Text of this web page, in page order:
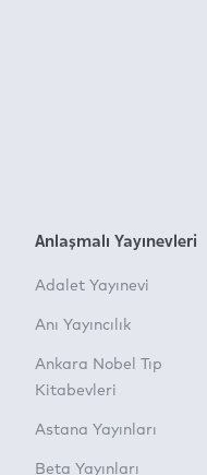
Anlaşmalı Yayınevleri
Adalet Yayınevi
Anı Yayıncılık
Ankara Nobel Tıp
Kitabevleri
Astana Yayınları
Beta Yayınları